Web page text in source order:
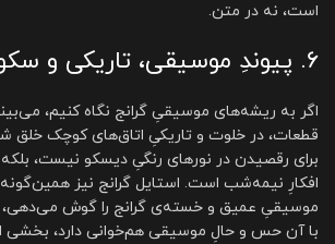
است، نه در متن.
۶. پیوندِ موسیقی، تاریکی و سکوت
اگر به ریشه‌های موسیقیِ گرانج نگاه کنیم،
قطعات، در خلوت و تاریکیِ اتاق‌های کوچک خلق
برای رقصیدن در نورهای رنگیِ دیسکو نیست،
افکارِ نیمه‌شب است. استایل گرانج نیز
موسیقیِ عمیق و خسته‌ی گرانج را گوش
با آن حس و حالِ موسیقی هم‌خوانی دارد، بخشی